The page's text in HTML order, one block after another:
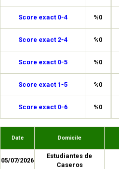
Score exact 0-4 %0
Score exact 2-4 %0
Score exact 0-5 %0
Score exact 1-5 %0
Score exact 0-6 %0
Date Domicile
05/07/2026
Estudiantes de
Caseros